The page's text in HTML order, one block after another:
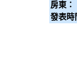
房東：
發表時